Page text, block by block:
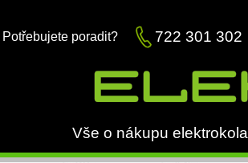
Potřebujete poradit? 722 301 302
Vše o nákupu elektrokola